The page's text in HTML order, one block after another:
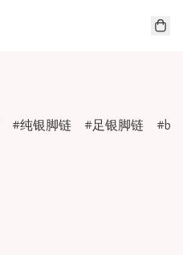
纯银脚链 足银脚链